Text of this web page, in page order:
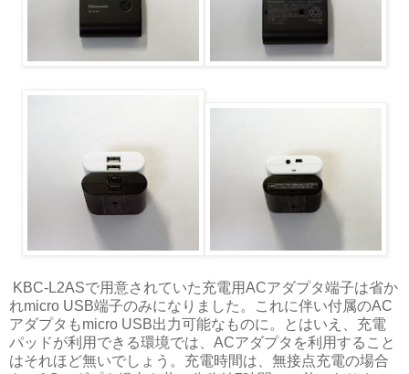
KBC-L2ASで用意されていた充電用ACアダプタ端子は省か
れmicro USB端子のみになりました。これに伴い付属のAC
アダプタもmicro USB出力可能なものに。とはいえ、充電
パッドが利用できる環境では、ACアダプタを利用すること
はそれほど無いでしょう。充電時間は、無接点充電の場合